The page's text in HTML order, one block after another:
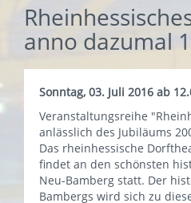
anno dazumal
Sonntag, 03. Juli 2016 ab
Veranstaltungsreihe
anlässlich des Jubiläums
Das rheinhessische
findet an den schönsten
Neu-Bamberg statt. Der
Bambergs wird sich zu